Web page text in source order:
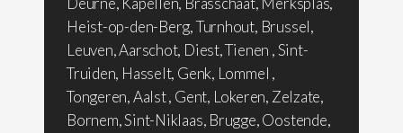
Heist-op-den-Berg, Turnhout, Brussel,
Leuven, Aarschot, Diest, Tienen , Sint-
Truiden, Hasselt, Genk, Lommel ,
Tongeren, Aalst , Gent, Lokeren, Zelzate,
Bornem, Sint-Niklaas, Brugge, Oostende,